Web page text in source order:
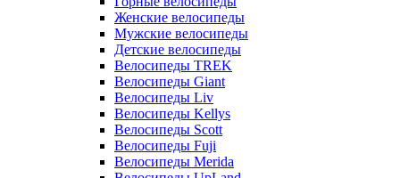
Женские велосипеды
Мужские велосипеды
Детские велосипеды
Велосипеды TREK
Велосипеды Giant
Велосипеды Liv
Велосипеды Kellys
Велосипеды Scott
Велосипеды Fuji
Велосипеды Merida